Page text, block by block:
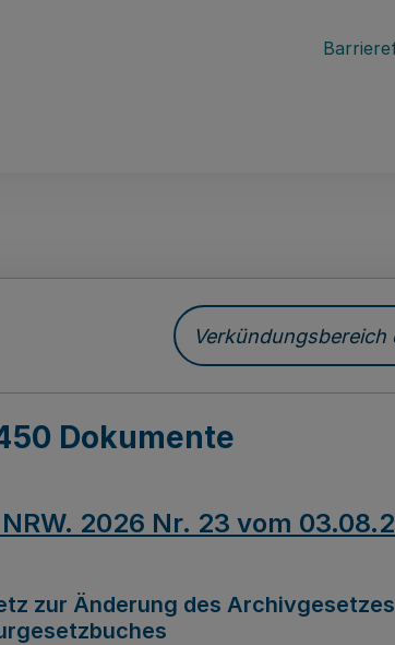
Verkündungsbereich
Dokumente
NRW. 2026 Nr. 23 vom
zur Änderung des